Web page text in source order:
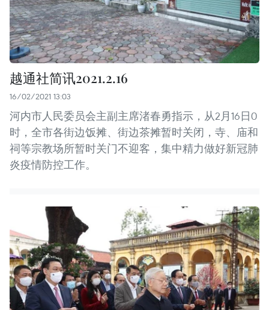
越通社简讯2021.2.16
16/02/2021 13:03
河内市人民委员会主副主席渚春勇指示，从2月16日0
时，全市各街边饭摊、街边茶摊暂时关闭，寺、庙和
祠等宗教场所暂时关门不迎客，集中精力做好新冠肺
炎疫情防控工作。